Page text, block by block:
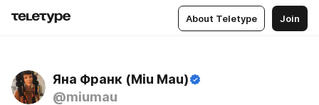
About Teletype Join
Яна Франк (Miu Mau)
@miumau